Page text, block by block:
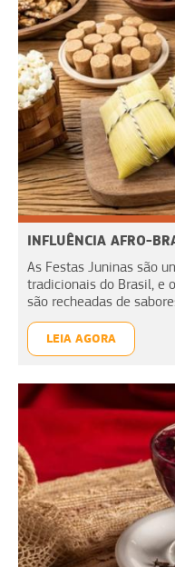
INFLUÊNCIA AFRO-
As Festas Juninas são
tradicionais do Brasil, e
são recheadas de
LEIA AGORA